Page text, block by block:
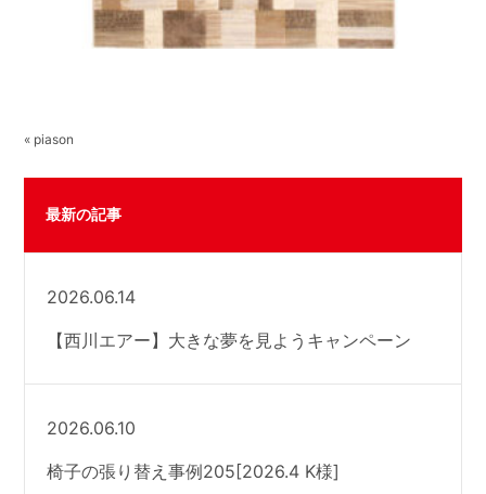
« piason
最新の記事
2026.06.14
【西川エアー】大きな夢を見ようキャンペーン
2026.06.10
椅子の張り替え事例205[2026.4 K様]